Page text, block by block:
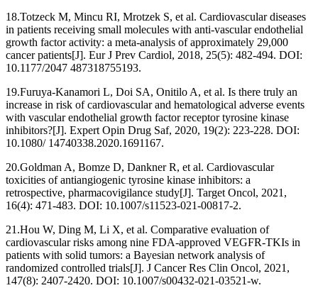
18.Totzeck M, Mincu RI, Mrotzek S, et al. Cardiovascular diseases
in patients receiving small molecules with anti-vascular endothelial
growth factor activity: a meta-analysis of approximately 29,000
cancer patients[J]. Eur J Prev Cardiol, 2018, 25(5): 482-494. DOI:
10.1177/2047 487318755193.
19.Furuya-Kanamori L, Doi SA, Onitilo A, et al. Is there truly an
increase in risk of cardiovascular and hematological adverse events
with vascular endothelial growth factor receptor tyrosine kinase
inhibitors?[J]. Expert Opin Drug Saf, 2020, 19(2): 223-228. DOI:
10.1080/ 14740338.2020.1691167.
20.Goldman A, Bomze D, Dankner R, et al. Cardiovascular
toxicities of antiangiogenic tyrosine kinase inhibitors: a
retrospective, pharmacovigilance study[J]. Target Oncol, 2021,
16(4): 471-483. DOI: 10.1007/s11523-021-00817-2.
21.Hou W, Ding M, Li X, et al. Comparative evaluation of
cardiovascular risks among nine FDA-approved VEGFR-TKIs in
patients with solid tumors: a Bayesian network analysis of
randomized controlled trials[J]. J Cancer Res Clin Oncol, 2021,
147(8): 2407-2420. DOI: 10.1007/s00432-021-03521-w.